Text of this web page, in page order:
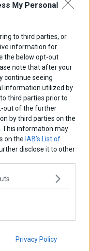
My Personal
to third parties, or
information for
the below opt-out
note that after your
continue seeing
information utilized by
third parties prior to
out of the further
by third parties on the
This information may
on the IAB’s List of
disclose it to other
Privacy Policy
βολικές ερμηνείες
Η Ελλάδα πάντα
διαμορφώνουν το νέο
ντέρμπι «αιωνίων»